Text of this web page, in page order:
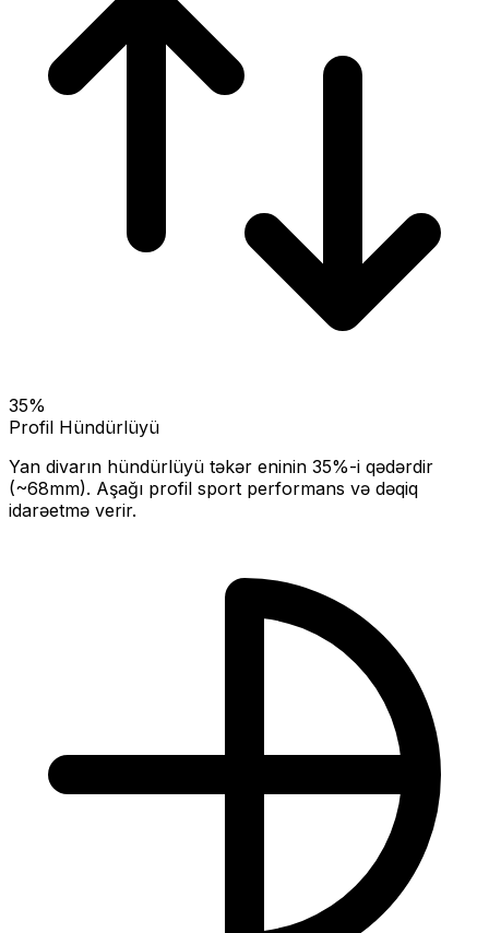
35%
Profil Hündürlüyü
Yan divarın hündürlüyü təkər eninin 35%-i qədərdir
(~68mm). Aşağı profil sport performans və dəqiq
idarəetmə verir.